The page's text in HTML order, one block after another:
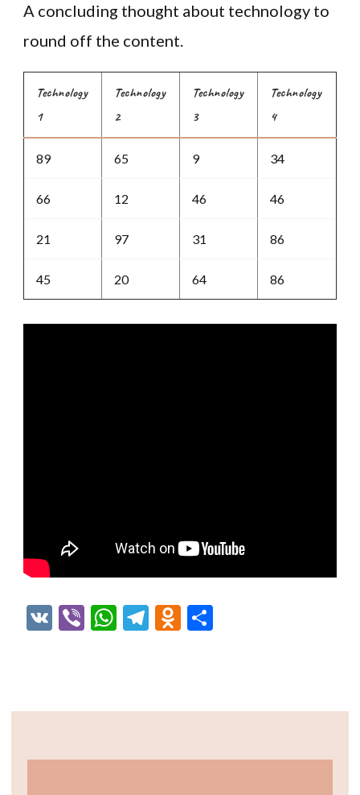
A concluding thought about technology to
round off the content.
Technology
1
Technology
2
Technology
3
Technology
4
89 65 9 34
66 12 46 46
21 97 31 86
45 20 64 86
VK ViberWhatsApp
Telegram
Odnoklassniki